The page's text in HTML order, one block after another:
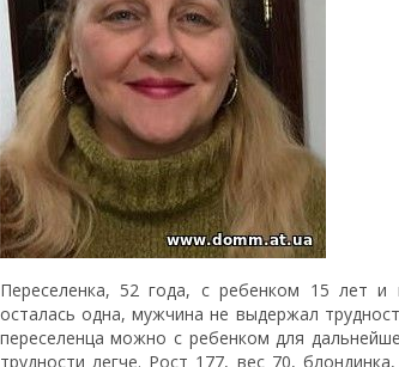
Переселенка, 52 года, с ребенком 15 лет
осталась одна, мужчина не выдержал
переселенца можно с ребенком для
трудности легче. Рост 177, вес 70,